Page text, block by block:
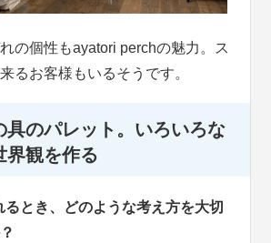
の個性もayatori perchの魅力。ス
るお客様もいるそうです。
具のパレット。いろいろな
界観を作る
とき、どのような考え方を大切